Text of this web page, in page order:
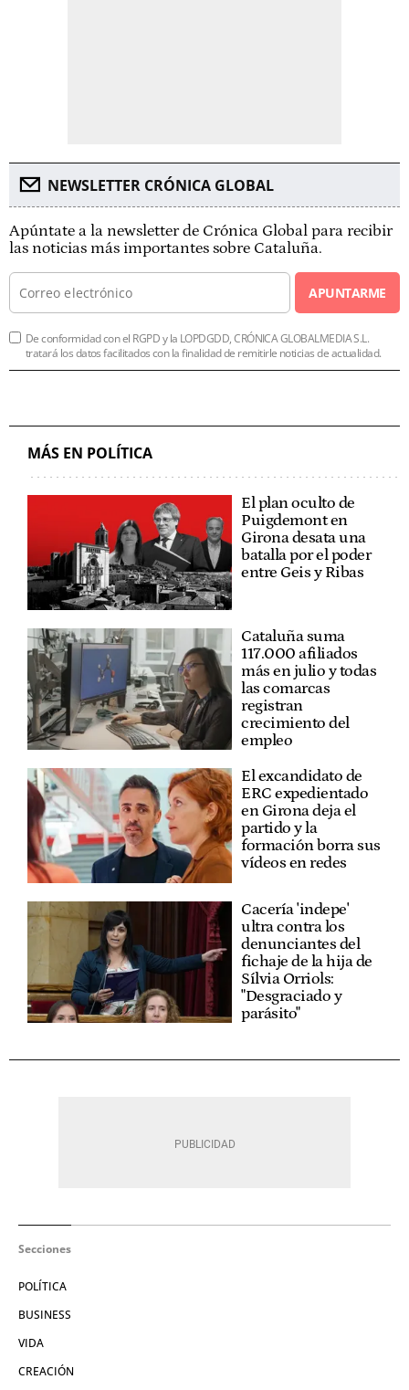
NEWSLETTER CRÓNICA GLOBAL
Apúntate a la newsletter de Crónica Global para recibir
las noticias más importantes sobre Cataluña.
APUNTARME
De conformidad con el RGPD y la LOPDGDD, CRÓNICA GLOBALMEDIA S.L.
tratará los datos facilitados con la finalidad de remitirle noticias de actualidad.
MÁS EN POLÍTICA
El plan oculto de
Puigdemont en
Girona desata una
batalla por el poder
entre Geis y Ribas
Cataluña suma
117.000 afiliados
más en julio y todas
las comarcas
registran
crecimiento del
empleo
El excandidato de
ERC expedientado
en Girona deja el
partido y la
formación borra sus
vídeos en redes
Cacería 'indepe'
ultra contra los
denunciantes del
fichaje de la hija de
Sílvia Orriols:
"Desgraciado y
parásito"
Secciones
POLÍTICA
BUSINESS
VIDA
CREACIÓN